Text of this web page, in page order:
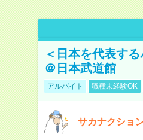
＜日本を代表す
＠日本武道館
アルバイト 職種未経験OK
サカナクショ